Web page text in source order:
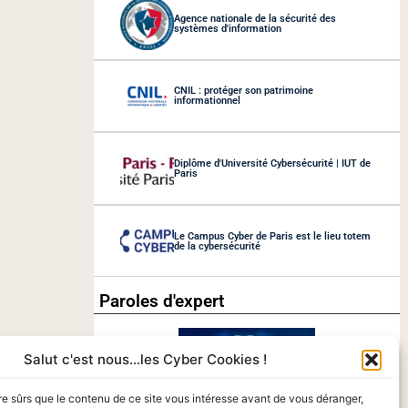
Salut c'est nous...les Cyber Cookies !
sûrs que le contenu de ce site vous intéresse avant de vous déranger,
Agence nationale de la sécurité des
systèmes d'information
CNIL : protéger son patrimoine
informationnel
Diplôme d'Université Cybersécurité | IUT de
Paris
Le Campus Cyber de Paris est le lieu totem
de la cybersécurité
Paroles d'expert